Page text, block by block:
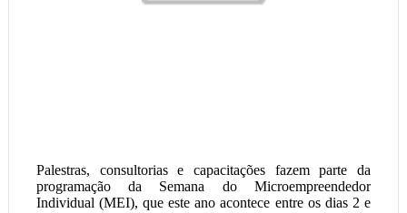
Palestras, consultorias e capacitações fazem parte da
programação da Semana do Microempreendedor
Individual (MEI), que este ano acontece entre os dias 2 e